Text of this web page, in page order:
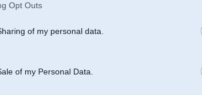
Opt Outs
of my personal data.
of my Personal Data.